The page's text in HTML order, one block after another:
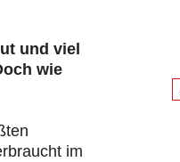
und viel
wie
im